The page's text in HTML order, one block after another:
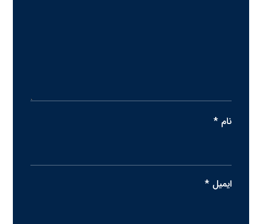
نام*
ایمیل*